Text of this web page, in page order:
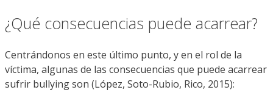
¿Qué consecuencias puede acarrear?
Centrándonos en este último punto, y en el rol de la
víctima, algunas de las consecuencias que puede acarrear
sufrir bullying son (López, Soto-Rubio, Rico, 2015):